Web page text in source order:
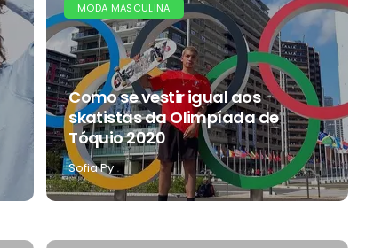
MODA MASCULINA
Como se vestir igual aos
skatistas da Olimpíada de
Tóquio 2020
Sofia Py